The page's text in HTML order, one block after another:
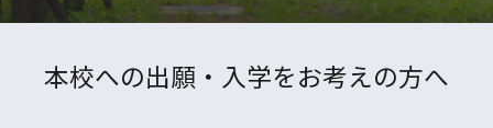
本校への出願・入学をお考えの方へ